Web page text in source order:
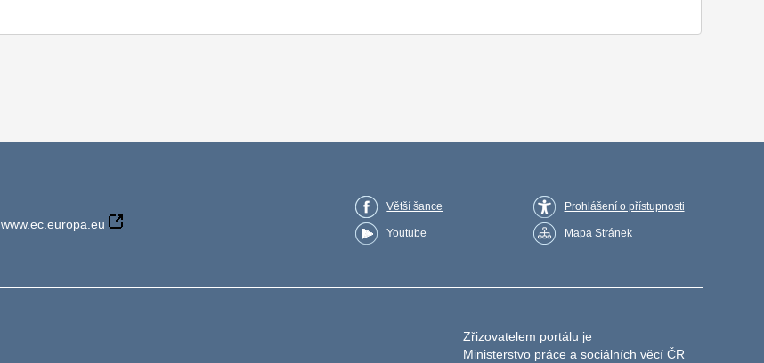
www.ec.europa.eu
Větší šance
Youtube
Prohlášení o přístupnosti
Mapa Stránek
Zřizovatelem portálu je
Ministerstvo práce a sociálních věcí ČR